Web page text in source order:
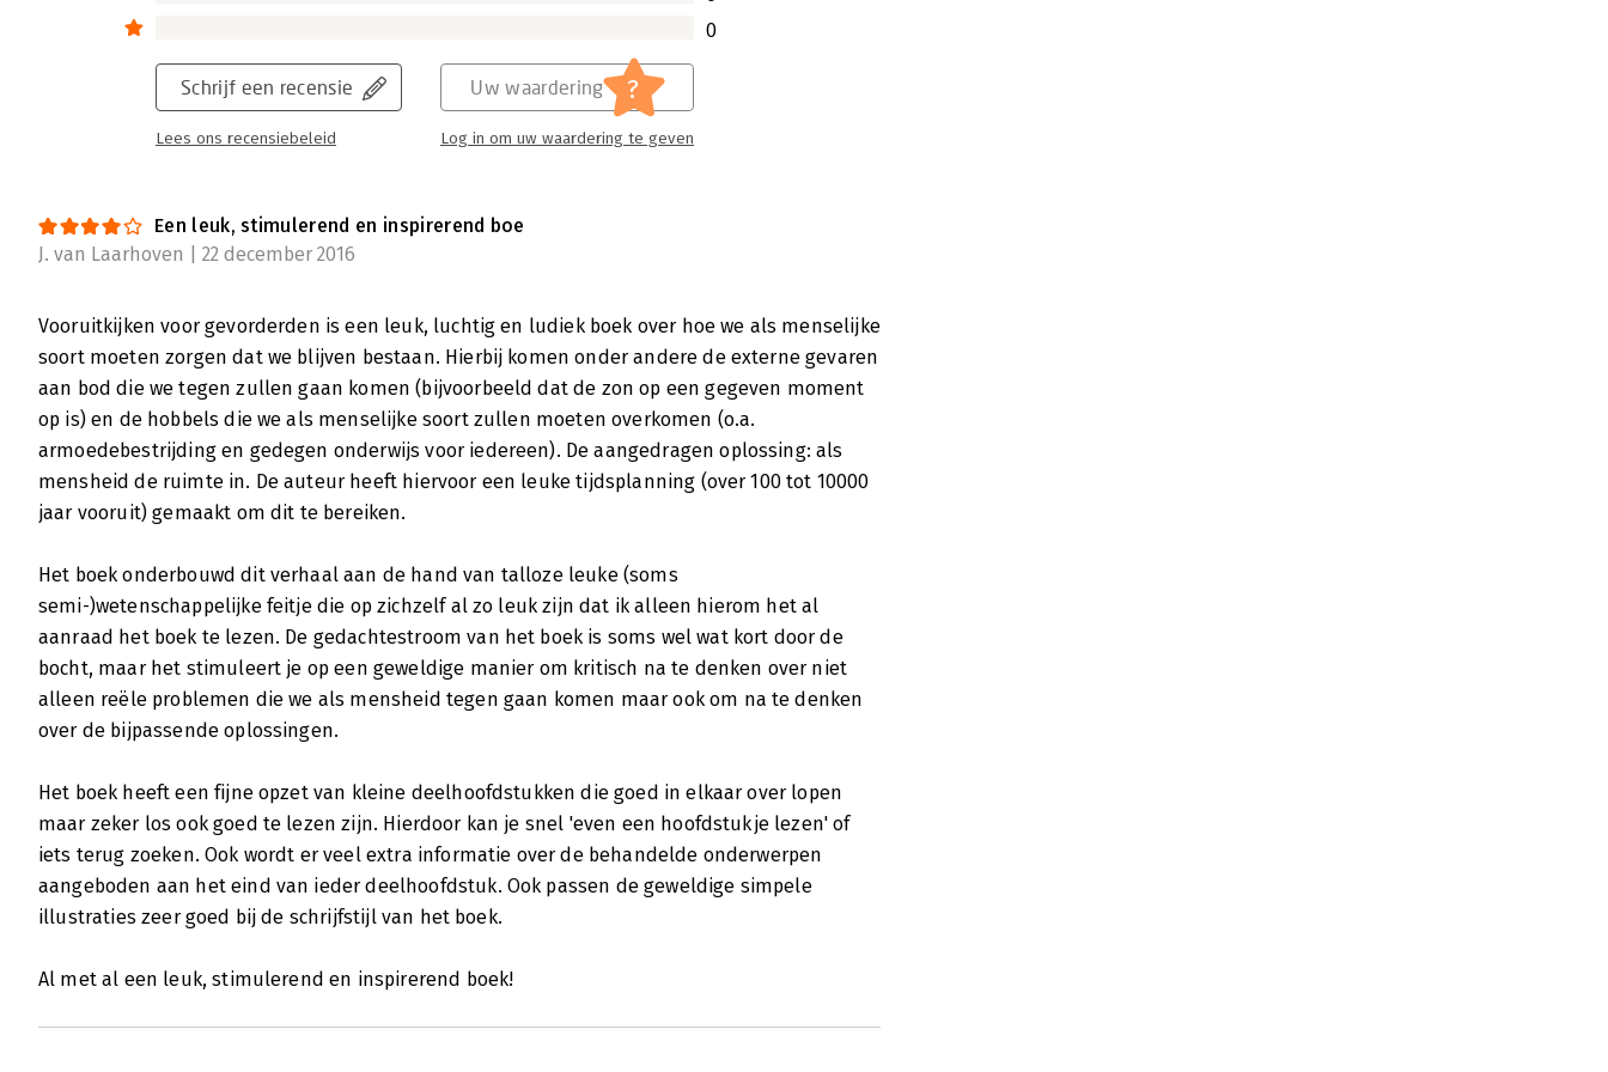
0
Schrijf een recensie
Lees ons recensiebeleid
Uw waardering ?
Log in om uw waardering te geven
Een leuk, stimulerend en inspirerend boe
J. van Laarhoven | 22 december 2016
Vooruitkijken voor gevorderden is een leuk, luchtig en ludiek boek over hoe we als menselijke
soort moeten zorgen dat we blijven bestaan. Hierbij komen onder andere de externe gevaren
aan bod die we tegen zullen gaan komen (bijvoorbeeld dat de zon op een gegeven moment
op is) en de hobbels die we als menselijke soort zullen moeten overkomen (o.a.
armoedebestrijding en gedegen onderwijs voor iedereen). De aangedragen oplossing: als
mensheid de ruimte in. De auteur heeft hiervoor een leuke tijdsplanning (over 100 tot 10000
jaar vooruit) gemaakt om dit te bereiken.
Het boek onderbouwd dit verhaal aan de hand van talloze leuke (soms
semi-)wetenschappelijke feitje die op zichzelf al zo leuk zijn dat ik alleen hierom het al
aanraad het boek te lezen. De gedachtestroom van het boek is soms wel wat kort door de
bocht, maar het stimuleert je op een geweldige manier om kritisch na te denken over niet
alleen reële problemen die we als mensheid tegen gaan komen maar ook om na te denken
over de bijpassende oplossingen.
Het boek heeft een fijne opzet van kleine deelhoofdstukken die goed in elkaar over lopen
maar zeker los ook goed te lezen zijn. Hierdoor kan je snel 'even een hoofdstukje lezen' of
iets terug zoeken. Ook wordt er veel extra informatie over de behandelde onderwerpen
aangeboden aan het eind van ieder deelhoofdstuk. Ook passen de geweldige simpele
illustraties zeer goed bij de schrijfstijl van het boek.
Al met al een leuk, stimulerend en inspirerend boek!